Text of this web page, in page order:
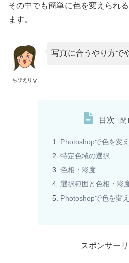
その中でも簡単に色を変えられ
ます。
ちびえりな
写真に合うやり方で
目次
Photoshopで色を変
特定色域の選択
色相・彩度
選択範囲と色相・彩
Photoshopで色を変
スポンサー